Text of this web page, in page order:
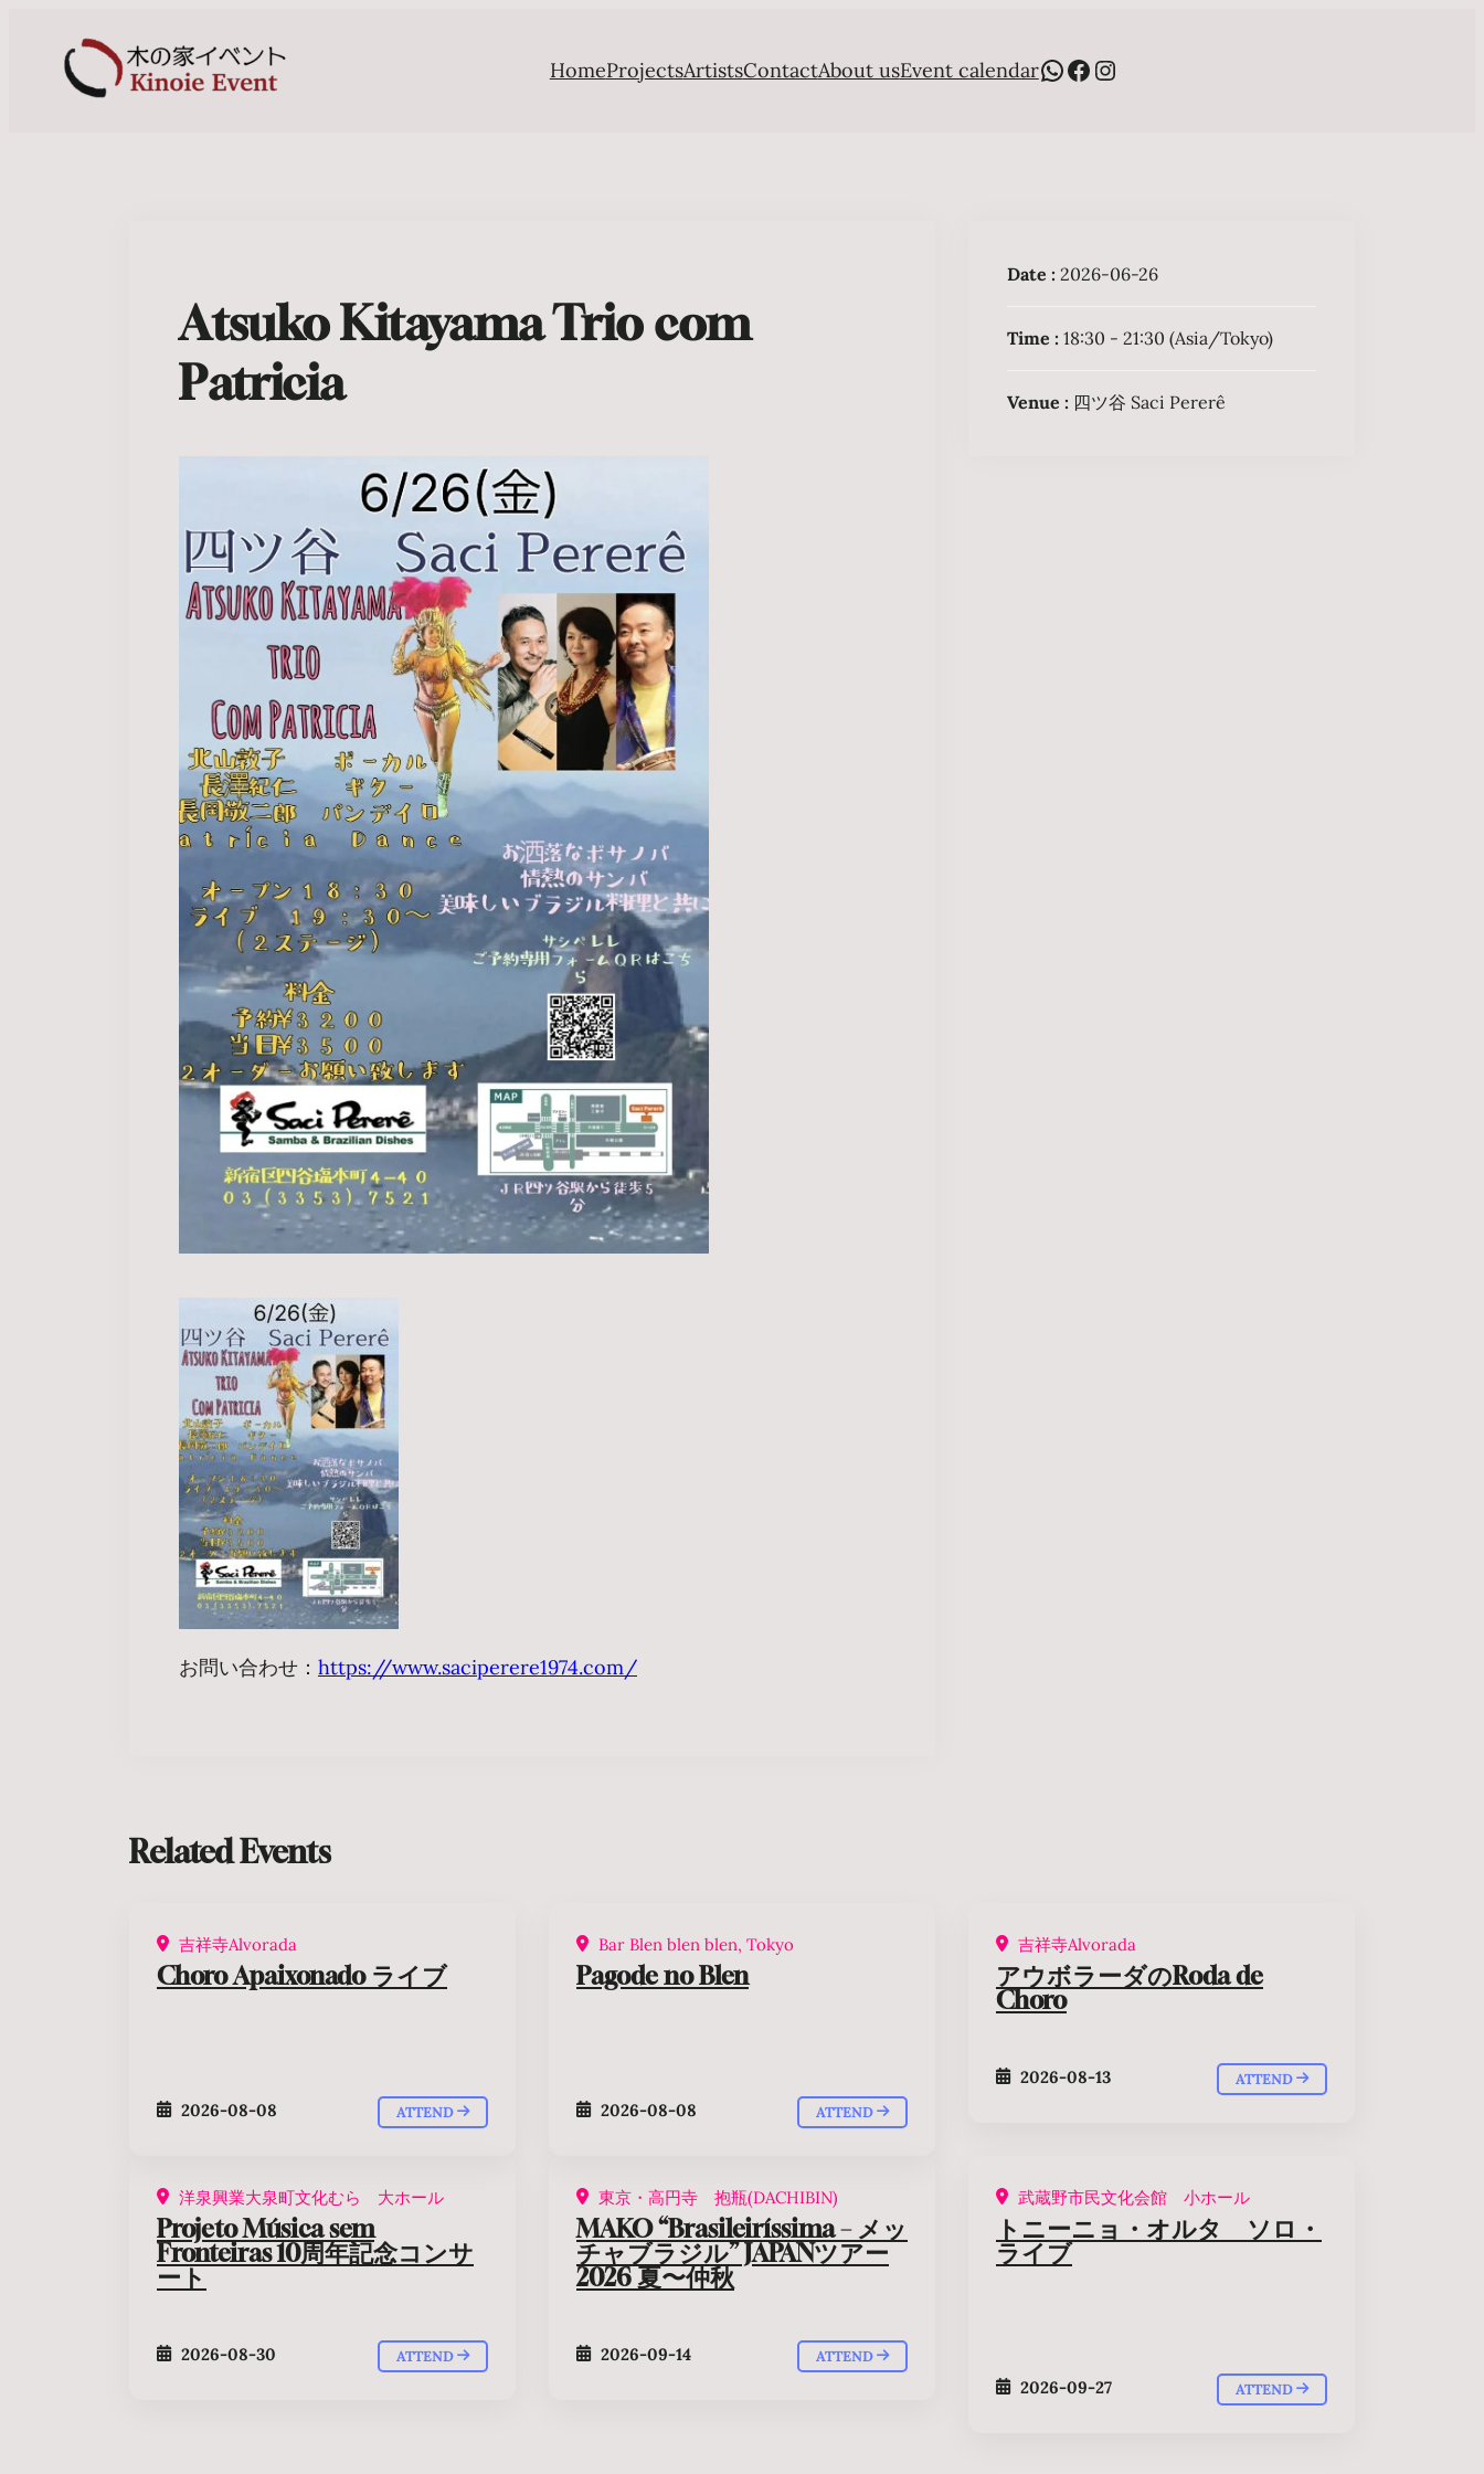
HomeProjectsArtistsContactAbout usEvent calendarWhatsApp
Facebook
Instagram
Atsuko Kitayama Trio com
Patricia
お問い合わせ： https://www.saciperere1974.com/
Date : 2026-06-26
Time : 18:30 - 21:30 (Asia/Tokyo)
Venue : 四ツ谷 Saci Pererê
Related Events
吉祥寺Alvorada
Choro Apaixonado ライブ
2026-08-08 ATTEND
Bar Blen blen blen, Tokyo
Pagode no Blen
2026-08-08 ATTEND
吉祥寺Alvorada
アウボラーダのRoda de
Choro
2026-08-13 ATTEND
洋泉興業大泉町文化むら 大ホール
Projeto Música sem
Fronteiras 10周年記念コンサ
ート
2026-08-30 ATTEND
東京・高円寺 抱瓶(DACHIBIN)
MAKO “Brasileiríssima – メッ
チャブラジル” JAPANツアー
2026 夏〜仲秋
2026-09-14 ATTEND
武蔵野市民文化会館 小ホール
トニーニョ・オルタ ソロ・
ライブ
2026-09-27 ATTEND